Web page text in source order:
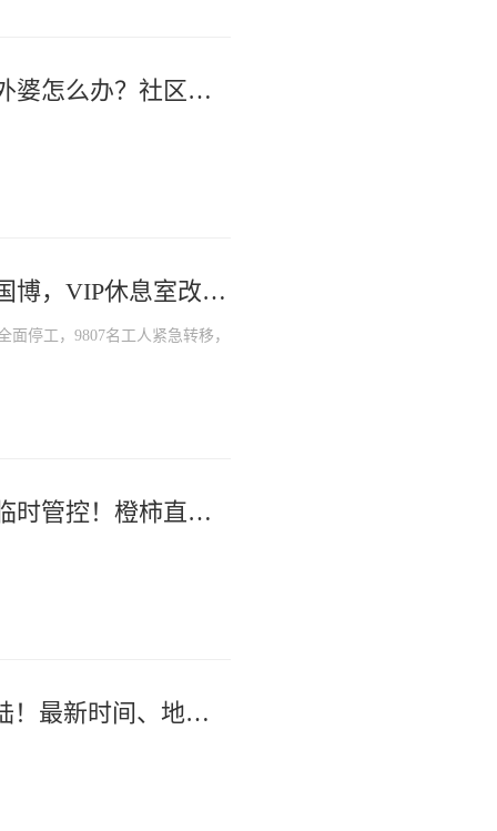
儿子急电：台风天回不去，妈妈和外婆怎么办？社区暖心回复：菜已送到
台风逼近！5315名工友转移至杭州国博，VIP休息室改成儿童阅读区
停工，9807名工人紧急转移，
刚刚，西湖白堤、苏堤区域已实施临时管控！橙柿直击断桥入口管控现场
刚刚确认：台风“白海豚”将提前登陆！最新时间、地点公布！